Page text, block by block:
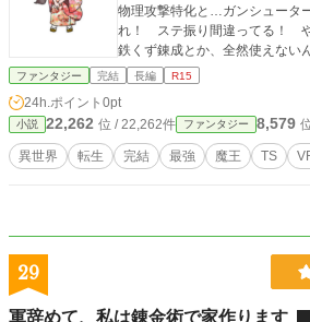
物理攻撃特化と…ガンシューター涙目
れ！ ステ振り間違ってる！
鉄くず錬成とか、全然使えないんで
感じで始まる異世界戦記物語っ！ それと…TS要素とか百合要
中！ sinoobi.com期待の小説週
記録！ ※表紙の娘が主人公です。 ※1/6 表紙画像を新年仕
様に差し替え！ 01/17 本作品は一旦完結としました。 尚、
連載中の第三部はそのまま新作
って、なんか思ってたのと違うよ？」へ
ファンタジー 完結 長編 R15
24h.ポイント 0pt
小説 22,262 位 / 22,262件 ファンタジー 8,579
異世界 転生 完結 最強 魔王 TS
29
軍辞めて、私は錬金術で家作ります